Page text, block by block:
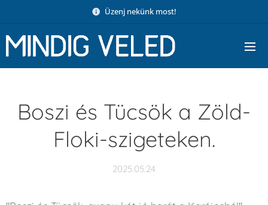
Üzenj nekünk most!
Boszi és Tücsök a Zöld-
Floki-szigeteken.
2025.05.24